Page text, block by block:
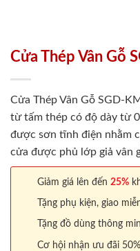
Cửa Thép Vân Gỗ
Cửa Thép Vân Gỗ SGD-
từ tấm thép có độ dày từ
được sơn tĩnh điện nhằm
cửa được phủ lớp giả vân
Giảm giá lên đến 25%
Tặng phụ kiện, giao
Tặng đồ dùng thông
Cơ hội nhận ưu đãi